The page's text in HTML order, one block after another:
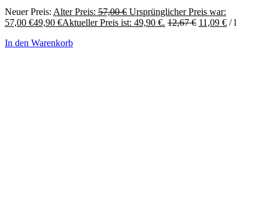
Neuer Preis: Alter Preis: 57,00€ Ursprünglicher Preis war:
57,00 €49,90 €Aktueller Preis ist: 49,90 €. 12,67€ 11,09 € /l
In den Warenkorb